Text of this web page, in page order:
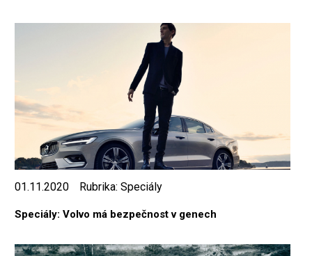
01.11.2020 Rubrika: Speciály
Speciály: Volvo má bezpečnost v genech